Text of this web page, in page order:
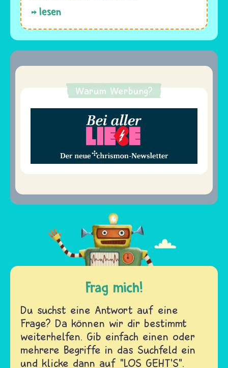
lesen
Warum Werbung?
Frag mich!
Du suchst eine Antwort auf eine
Frage? Da können wir dir bestimmt
weiterhelfen. Gib einfach einen oder
mehrere Begriffe in das Suchfeld ein
und klicke dann auf "LOS GEHT'S".